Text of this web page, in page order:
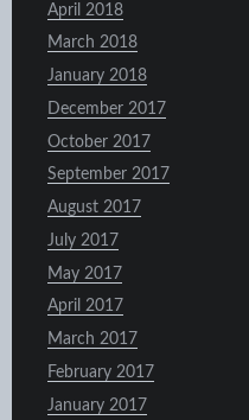
April 2018
March 2018
January 2018
December 2017
October 2017
September 2017
August 2017
July 2017
May 2017
April 2017
March 2017
February 2017
January 2017